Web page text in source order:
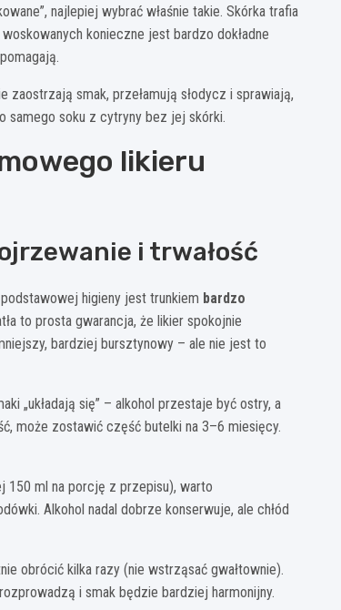
najlepiej wybrać właśnie takie. Skórka trafia
konieczne jest bardzo dokładne
zaostrzają smak, przełamują słodycz i sprawiają,
samego soku z cytryny bez jej skórki.
likieru
i trwałość
higieny jest trunkiem bardzo
to prosta gwarancja, że likier spokojnie
bardziej bursztynowy – ale nie jest to
„układają się” – alkohol przestaje być ostry, a
może zostawić część butelki na 3–6 miesięcy.
150 ml na porcję z przepisu), warto
Alkohol nadal dobrze konserwuje, ale chłód
obrócić kilka razy (nie wstrząsać gwałtownie).
i smak będzie bardziej harmonijny.